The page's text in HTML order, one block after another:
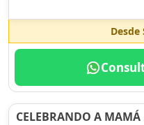
Desde
CELEBRANDO A